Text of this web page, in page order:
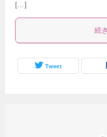
[…]
続
Tweet